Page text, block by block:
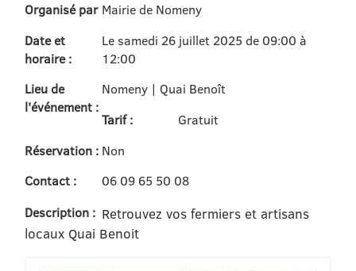
Organisé par Mairie de Nomeny
Date et
horaire :
Le samedi 26 juillet 2025 de 09:00 à
12:00
Lieu de
l'événement :
Nomeny | Quai Benoît
Tarif :
Gratuit
Réservation : Non
Contact :
06 09 65 50 08
Description : Retrouvez vos fermiers et artisans
locaux Quai Benoit